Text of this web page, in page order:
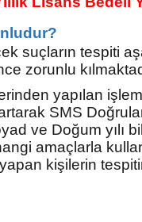
suçların tespiti
zorunlu
yapılan
SMS
ve Doğum yılı
amaçlarla
kişilerin